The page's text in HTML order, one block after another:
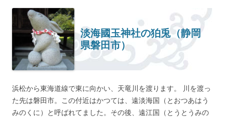
淡海國玉神社の狛兎（静岡
県磐田市）
浜松から東海道線で東に向かい、天竜川を渡ります。 川を渡っ
た先は磐田市。この付近はかつては、遠淡海国（とおつあはう
みのくに）と呼ばれてました。その後、遠江国（とうとうみの